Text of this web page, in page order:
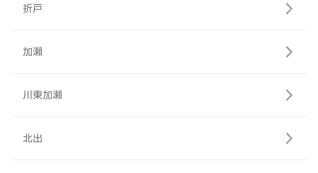
折戸
加瀬
川東加瀬
北出